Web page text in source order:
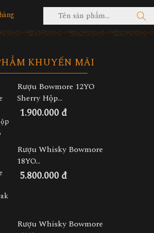
KHUYẾN MÃI
Rượu Bowmore 12YO
Sherry Hộp...
1.900.000 đ
Rượu Whisky Bowmore
18YO...
5.800.000 đ
Rượu Whisky Bowmore